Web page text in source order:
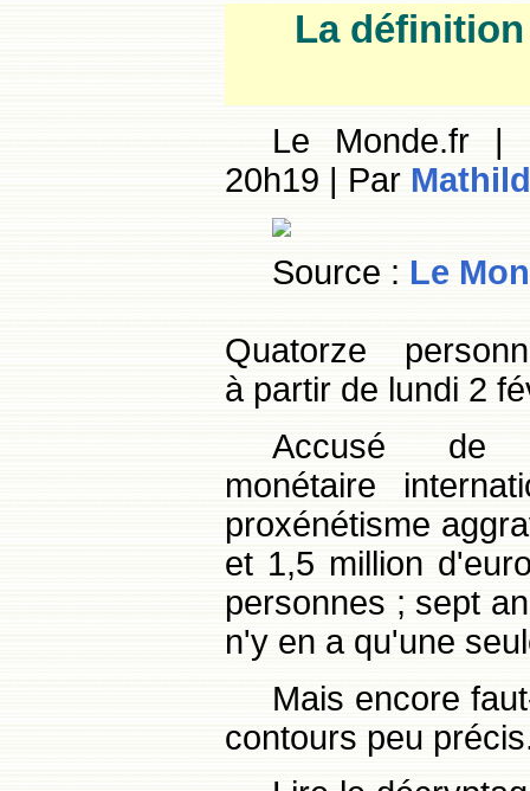
La
Le Monde.fr |
20h19 | Par
Source : Le
Quatorze
à partir de lundi 2
Accusé de
monétaire
proxénétisme
et 1,5 million
personnes ; sept
n'y en a qu'une
Mais encore
contours peu